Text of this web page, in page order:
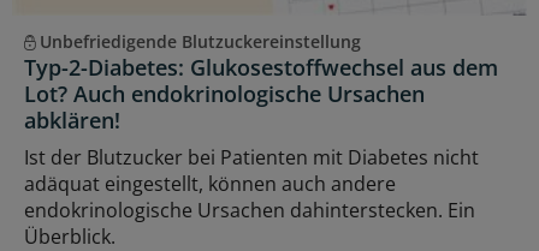
Unbefriedigende Blutzuckereinstellung
Typ-2-Diabetes: Glukosestoffwechsel aus dem
Lot? Auch endokrinologische Ursachen
abklären!
Ist der Blutzucker bei Patienten mit Diabetes nicht
adäquat eingestellt, können auch andere
endokrinologische Ursachen dahinterstecken. Ein
Überblick.